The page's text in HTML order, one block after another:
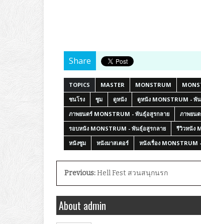
Share
TOPICS MASTER MONSTRUM
ชนโรง
ซูม ดูหนัง ดูหนัง MONSTRUM - พั
ภาพยนตร์ MONSTRUM - พันธุ์อสูรกลาย
ภาพยน
รอบหนัง MONSTRUM - พันธุ์อสูรกลาย
รีวิวหนัง
หนังซูม
หนังมาสเตอร์ หนังเรื่อง MONSTRUM
Previous:Hell Fest สวนสนุกนรก
About admin